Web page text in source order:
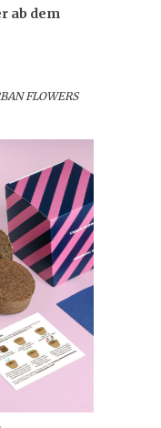
ab dem
FLOWERS